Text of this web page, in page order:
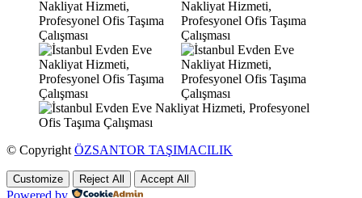
© Copyright ÖZSANTOR TAŞIMACILIK
Customize Reject All Accept All
Powered by